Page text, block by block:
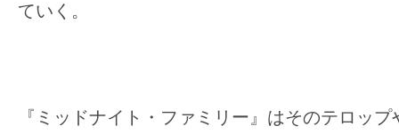
ていく。
『ミッドナイト・ファミリー』はそのテロッ